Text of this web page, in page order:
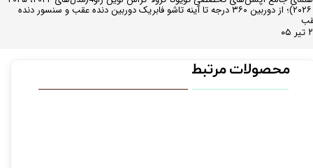
و ۲۰۲۶)؛ از دوربین ۳۶۰ درجه تا آینه تاشو فابریک دوربین دنده عقب و سنسور دنده
محصولات مرتبط